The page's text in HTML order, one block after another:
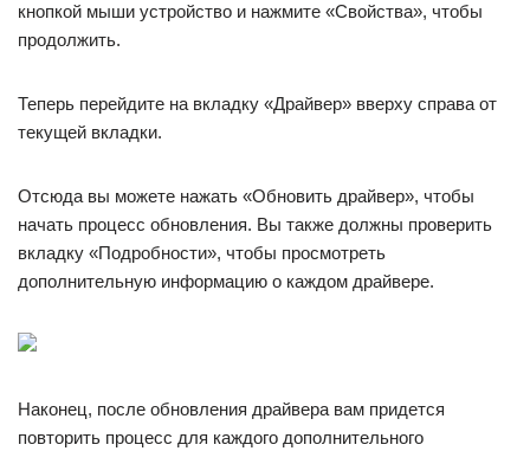
кнопкой мыши устройство и нажмите «Свойства», чтобы
продолжить.
Теперь перейдите на вкладку «Драйвер» вверху справа от
текущей вкладки.
Отсюда вы можете нажать «Обновить драйвер», чтобы
начать процесс обновления. Вы также должны проверить
вкладку «Подробности», чтобы просмотреть
дополнительную информацию о каждом драйвере.
Наконец, после обновления драйвера вам придется
повторить процесс для каждого дополнительного